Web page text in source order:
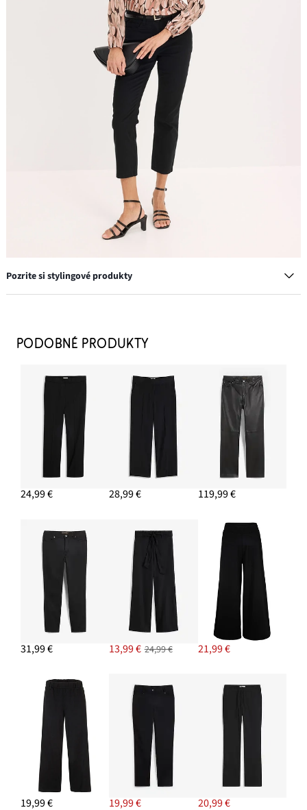
Pozrite si stylingové produkty
13,99 €
Sandále
16,99 €
PRIDAŤ DO KOŠÍKA
Kabelka Crossbody s asymetrickým vzhľadom
13,99 €
18,99 €
PRIDAŤ DO KOŠÍKA
PODOBNÉ PRODUKTY
24,99 € 28,99 € 119,99 €
31,99 € 13,99 € 24,99 € 21,99 €
19,99 € 19,99 € 20,99 €